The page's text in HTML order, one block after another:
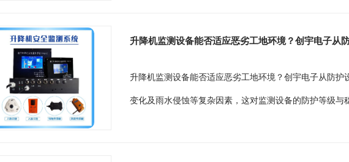
升降机监测设备能否适应恶劣工地环境？创宇电子从
升降机监测设备能否适应恶劣工地环境？创宇电子从防
变化及雨水侵蚀等复杂因素，这对监测设备的防护等级与